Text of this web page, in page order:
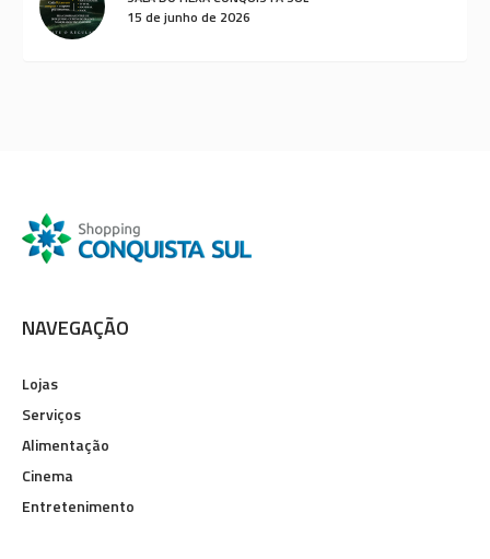
15 de junho de 2026
NAVEGAÇÃO
Lojas
Serviços
Alimentação
Cinema
Entretenimento